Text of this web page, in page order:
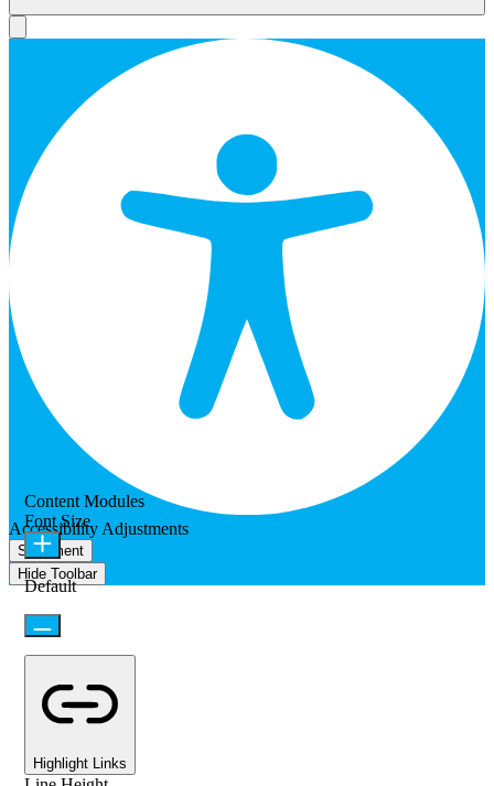
Accessibility Adjustments
Statement
Hide Toolbar
Content Modules
Font Size
Default
Highlight Links